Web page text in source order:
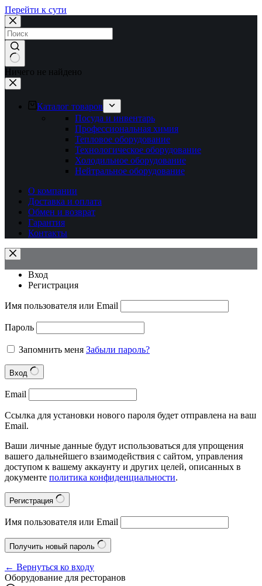
Перейти к сути
Ничего не найдено
Каталог товаров
Посуда и инвентарь
Профессиональная химия
Тепловое оборудование
Технологическое оборудование
Холодильное оборудование
Нейтральное оборудование
О компании
Доставка и оплата
Обмен и возврат
Гарантия
Контакты
Вход
Регистрация
Имя пользователя или Email
Пароль
Запомнить меня Забыли пароль?
Вход
Email
Ссылка для установки нового пароля будет отправлена на ваш
Email.
Ваши личные данные будут использоваться для упрощения
вашего дальнейшего взаимодействия с сайтом, управления
доступом к вашему аккаунту и других целей, описанных в
документе политика конфиденциальности.
Регистрация
Имя пользователя или Email
Получить новый пароль
← Вернуться ко входу
Оборудование для ресторанов